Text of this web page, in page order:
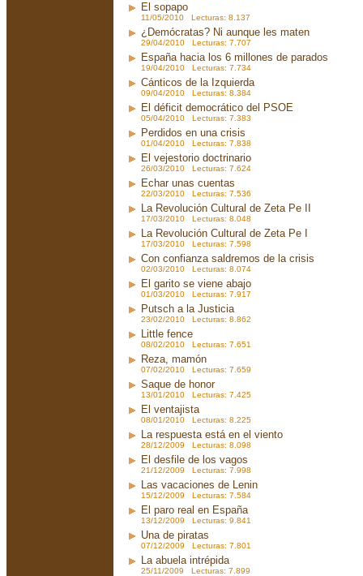
El sopapo
11/05/2010 Lecturas: 8.137
¿Demócratas? Ni aunque les maten
29/04/2010 Lecturas: 7.707
España hacia los 6 millones de parados
19/04/2010 Lecturas: 7.734
Cánticos de la Izquierda
09/04/2010 Lecturas: 8.384
El déficit democrático del PSOE
05/04/2010 Lecturas: 7.383
Perdidos en una crisis
01/04/2010 Lecturas: 7.838
El vejestorio doctrinario
26/03/2010 Lecturas: 7.624
Echar unas cuentas
22/03/2010 Lecturas: 7.536
La Revolución Cultural de Zeta Pe II
17/03/2010 Lecturas: 8.048
La Revolución Cultural de Zeta Pe I
17/03/2010 Lecturas: 7.598
Con confianza saldremos de la crisis
02/03/2010 Lecturas: 8.074
El garito se viene abajo
01/03/2010 Lecturas: 7.917
Putsch a la Justicia
23/02/2010 Lecturas: 8.862
Little fence
08/02/2010 Lecturas: 7.651
Reza, mamón
07/02/2010 Lecturas: 7.659
Saque de honor
13/01/2010 Lecturas: 7.425
El ventajista
08/01/2010 Lecturas: 8.225
La respuesta está en el viento
28/12/2009 Lecturas: 8.098
El desfile de los vagos
21/12/2009 Lecturas: 7.998
Las vacaciones de Lenin
15/12/2009 Lecturas: 7.584
El paro real en España
13/12/2009 Lecturas: 9.841
Una de piratas
07/12/2009 Lecturas: 7.801
La abuela intrépida
25/11/2009 Lecturas: 7.899